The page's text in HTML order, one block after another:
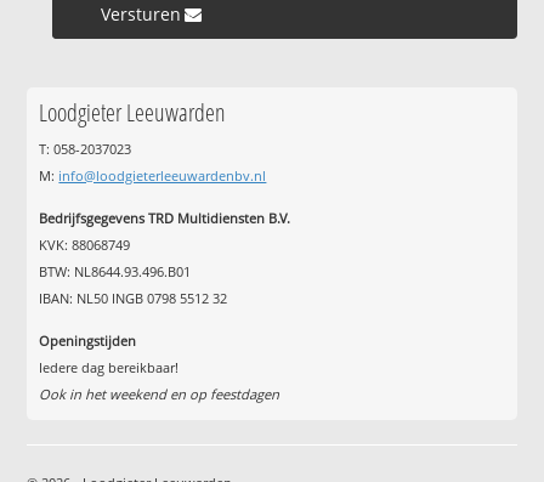
Versturen »
Loodgieter Leeuwarden
T: 058-2037023
M: info@loodgieterleeuwardenbv.nl
Bedrijfsgegevens TRD Multidiensten B.V.
KVK: 88068749
BTW: NL8644.93.496.B01
IBAN: NL50 INGB 0798 5512 32
Openingstijden
Iedere dag bereikbaar!
Ook in het weekend en op feestdagen